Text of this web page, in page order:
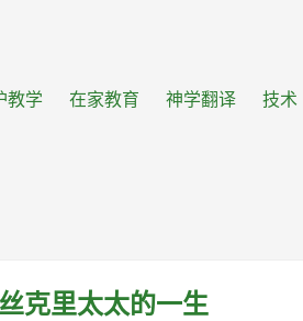
教学 在家教育 神学翻译 技术
克里太太的一生